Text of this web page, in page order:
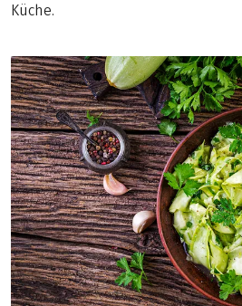
Küche.